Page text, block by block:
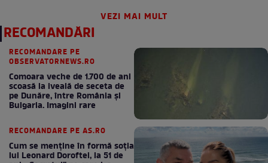
VEZI MAI MULT
RECOMANDĂRI
RECOMANDARE PE
OBSERVATORNEWS.RO
Comoara veche de 1.700 de ani
scoasă la iveală de seceta de
pe Dunăre, între România şi
Bulgaria. Imagini rare
RECOMANDARE PE AS.RO
Cum se menţine în formă soţia
lui Leonard Doroftei, la 51 de